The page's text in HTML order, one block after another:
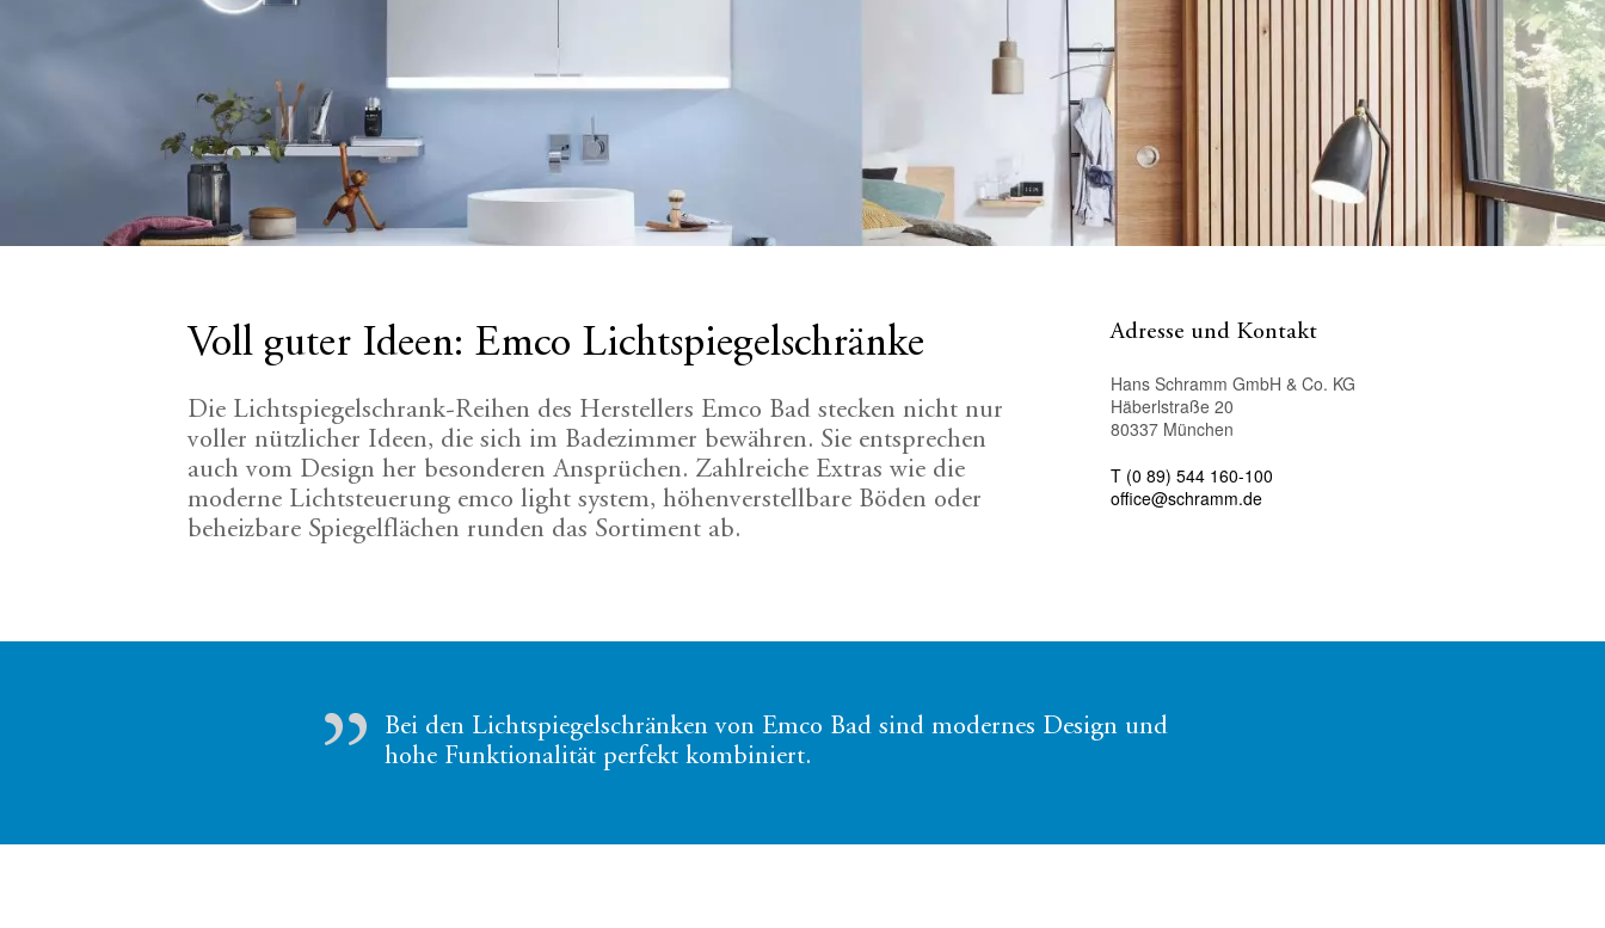
Voll guter Ideen: Emco Lichtspiegelschränke
Die Lichtspiegelschrank-Reihen des Herstellers Emco Bad stecken nicht nur
voller nützlicher Ideen, die sich im Badezimmer bewähren. Sie entsprechen
auch vom Design her besonderen Ansprüchen. Zahlreiche Extras wie die
moderne Lichtsteuerung emco light system, höhenverstellbare Böden oder
beheizbare Spiegelflächen runden das Sortiment ab.
Adresse und Kontakt
Hans Schramm GmbH & Co. KG
Häberlstraße 20
80337 München
T (0 89) 544 160-100
office@schramm.de
Bei den Lichtspiegelschränken von Emco Bad sind modernes Design und
hohe Funktionalität perfekt kombiniert.